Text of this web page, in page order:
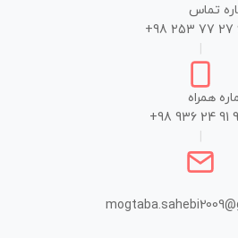
تماس
+98 253 77 27
همراه
+98 936 24 91